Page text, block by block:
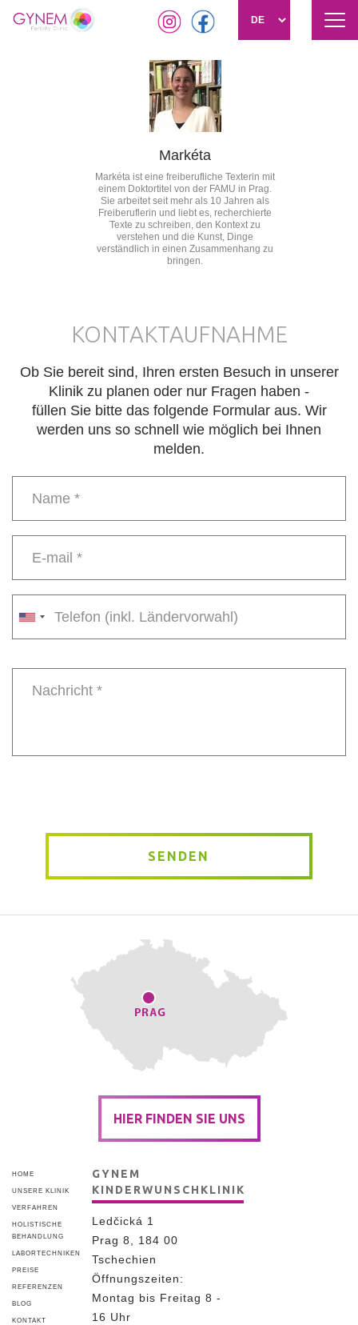
Markéta
Markéta ist eine freiberufliche Texterin mit
einem Doktortitel von der FAMU in Prag.
Sie arbeitet seit mehr als 10 Jahren als
Freiberuflerin und liebt es, recherchierte
Texte zu schreiben, den Kontext zu
verstehen und die Kunst, Dinge
verständlich in einen Zusammenhang zu
bringen.
KONTAKTAUFNAHME
Ob Sie bereit sind, Ihren ersten Besuch in unserer
Klinik zu planen oder nur Fragen haben -
füllen Sie bitte das folgende Formular aus. Wir
werden uns so schnell wie möglich bei Ihnen
melden.
number
SENDEN
HIER FINDEN SIE UNS
HOME
UNSERE KLINIK
VERFAHREN
HOLISTISCHE
BEHANDLUNG
LABORTECHNIKEN
PREISE
REFERENZEN
BLOG
KONTAKT
GYNEM
KINDERWUNSCHKLINIK
Ledčická 1
Prag 8, 184 00
Tschechien
Öffnungszeiten:
Montag bis Freitag 8 -
16 Uhr